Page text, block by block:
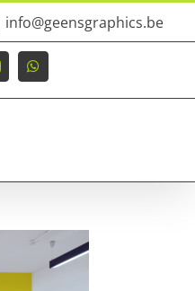
info@geensgraphics.be
WhatsApp